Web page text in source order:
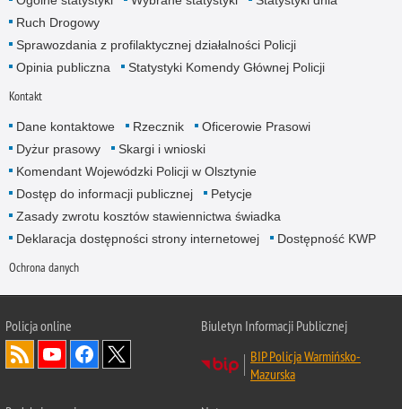
Ruch Drogowy
Sprawozdania z profilaktycznej działalności Policji
Opinia publiczna
Statystyki Komendy Głównej Policji
Kontakt
Dane kontaktowe Rzecznik
Oficerowie Prasowi
Dyżur prasowy
Skargi i wnioski
Komendant Wojewódzki Policji w Olsztynie
Dostęp do informacji publicznej
Petycje
Zasady zwrotu kosztów stawiennictwa świadka
Deklaracja dostępności strony internetowej
Dostępność KWP
Ochrona danych
Policja online
Biuletyn Informacji Publicznej
BIP Policja Warmińsko-
Mazurska